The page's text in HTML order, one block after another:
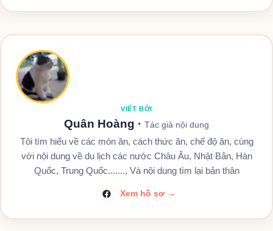
VIẾT BỞI
Quân Hoàng · Tác giả nội dung
Tôi tìm hiểu về các món ăn, cách thức ăn, chế độ ăn, cùng
với nội dung về du lịch các nước Châu Âu, Nhật Bản, Hàn
Quốc, Trung Quốc......., Và nội dung tìm lại bản thân
Xem hồ sơ →